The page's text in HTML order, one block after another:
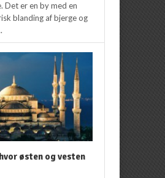
Det er en by med en
blanding af bjerge og
østen og vesten